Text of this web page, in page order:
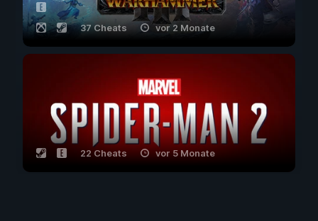
37 Cheats vor 2 Monate
22 Cheats vor 5 Monate